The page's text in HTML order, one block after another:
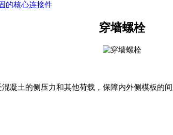
的核心连接件
穿墙螺栓
凝土的侧压力和其他荷载，保障内外侧模板的